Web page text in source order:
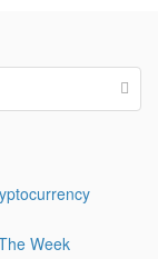
Week